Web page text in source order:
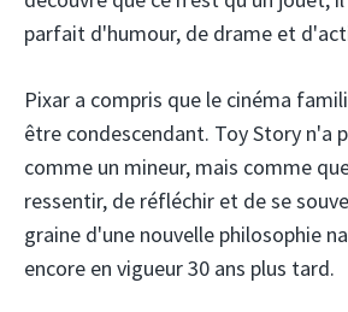
parfait d'humour, de drame et
Pixar a compris que le cinéma
être condescendant. Toy Story n'a
comme un mineur, mais comme
ressentir, de réfléchir et de se
graine d'une nouvelle philosophie
encore en vigueur 30 ans plus tard.